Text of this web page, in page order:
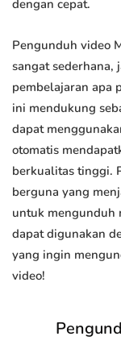
dengan cepat.
Pengunduh video
sangat sederhana,
pembelajaran apa
ini mendukung
dapat
otomatis
berkualitas tinggi.
berguna yang
untuk mengunduh
dapat digunakan
yang ingin
video!